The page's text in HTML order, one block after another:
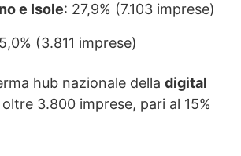
e Isole: 27,9% (7.103 imprese)
(3.811 imprese)
hub nazionale della digital
3.800 imprese, pari al 15%